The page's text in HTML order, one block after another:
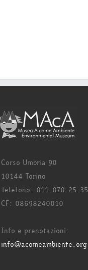
Corso Umbria 90
10144 Torino
Telefono: 011.070.25.35
CF: 08698240010
Info e prenotazioni:
info@acomeambiente.org